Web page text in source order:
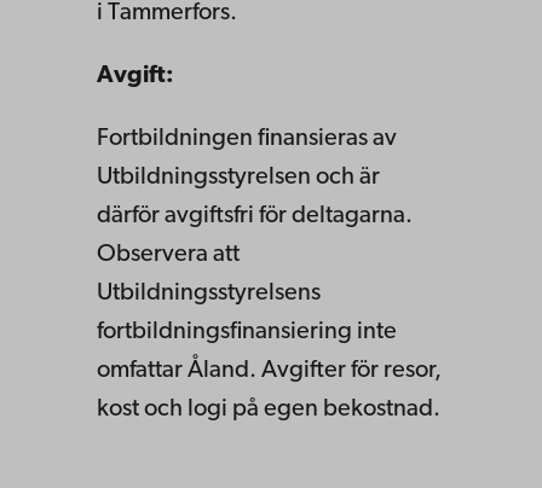
i Tammerfors.
Avgift:
Fortbildningen finansieras av
Utbildningsstyrelsen och är
därför avgiftsfri för deltagarna.
Observera att
Utbildningsstyrelsens
fortbildningsfinansiering inte
omfattar Åland. Avgifter för resor,
kost och logi på egen bekostnad.